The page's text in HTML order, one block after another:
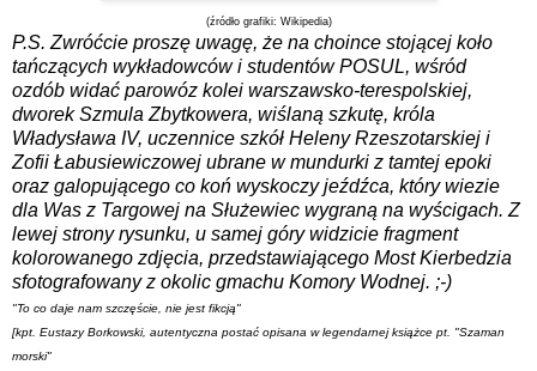
(źródło grafiki: Wikipedia)
P.S. Zwróćcie proszę uwagę, że na choince stojącej koło
tańczących wykładowców i studentów POSUL, wśród
ozdób widać parowóz kolei warszawsko-terespolskiej,
dworek Szmula Zbytkowera, wiślaną szkutę, króla
Władysława IV, uczennice szkół Heleny Rzeszotarskiej i
Zofii Łabusiewiczowej ubrane w mundurki z tamtej epoki
oraz galopującego co koń wyskoczy jeźdźca, który wiezie
dla Was z Targowej na Służewiec wygraną na wyścigach. Z
lewej strony rysunku, u samej góry widzicie fragment
kolorowanego zdjęcia, przedstawiającego Most Kierbedzia
sfotografowany z okolic gmachu Komory Wodnej. ;-)
"To co daje nam szczęście, nie jest fikcją"
[kpt. Eustazy Borkowski, autentyczna postać opisana w legendarnej książce pt. "Szaman
morski"